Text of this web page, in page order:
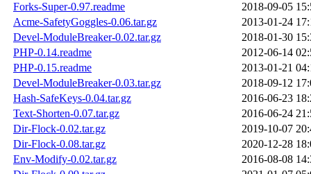
Forks-Super-0.97.readme
2018-09-05
Acme-SafetyGoggles-0.06.tar.gz
2013-01-24
Devel-ModuleBreaker-0.02.tar.gz
2018-01-30
PHP-0.14.readme
2012-06-14
PHP-0.15.readme
2013-01-21
Devel-ModuleBreaker-0.03.tar.gz
2018-09-12
Hash-SafeKeys-0.04.tar.gz
2016-06-23
Text-Shorten-0.07.tar.gz
2016-06-24
Dir-Flock-0.02.tar.gz
2019-10-07
Dir-Flock-0.08.tar.gz
2020-12-28
Env-Modify-0.02.tar.gz
2016-08-08